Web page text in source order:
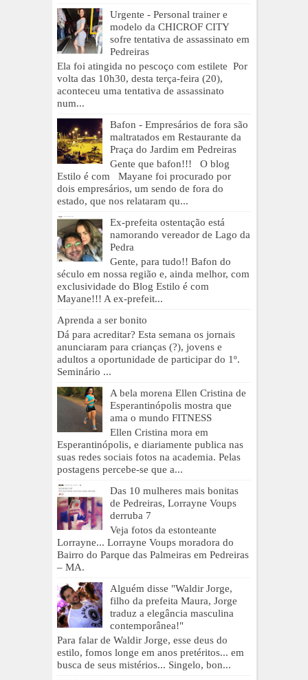
Urgente - Personal trainer e
modelo da CHICROF CITY
sofre tentativa de assassinato em
Pedreiras
Ela foi atingida no pescoço com estilete Por
volta das 10h30, desta terça-feira (20),
aconteceu uma tentativa de assassinato
num...
Bafon - Empresários de fora são
maltratados em Restaurante da
Praça do Jardim em Pedreiras
Gente que bafon!!! O blog
Estilo é com Mayane foi procurado por
dois empresários, um sendo de fora do
estado, que nos relataram qu...
Ex-prefeita ostentação está
namorando vereador de Lago da
Pedra
Gente, para tudo!! Bafon do
século em nossa região e, ainda melhor, com
exclusividade do Blog Estilo é com
Mayane!!! A ex-prefeit...
Aprenda a ser bonito
Dá para acreditar? Esta semana os jornais
anunciaram para crianças (?), jovens e
adultos a oportunidade de participar do 1º.
Seminário ...
A bela morena Ellen Cristina de
Esperantinópolis mostra que
ama o mundo FITNESS
Ellen Cristina mora em
Esperantinópolis, e diariamente publica nas
suas redes sociais fotos na academia. Pelas
postagens percebe-se que a...
Das 10 mulheres mais bonitas
de Pedreiras, Lorrayne Voups
derruba 7
Veja fotos da estonteante
Lorrayne... Lorrayne Voups moradora do
Bairro do Parque das Palmeiras em Pedreiras
– MA.
Alguém disse "Waldir Jorge,
filho da prefeita Maura, Jorge
traduz a elegância masculina
contemporânea!"
Para falar de Waldir Jorge, esse deus do
estilo, fomos longe em anos pretéritos... em
busca de seus mistérios... Singelo, bon...